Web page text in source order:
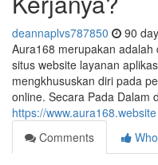
deannaplvs787850 90
Aura168 merupakan
situs website layanan
mengkhususkan diri pada
online. Secara Pada Dalam
https://www.aura168.website
Comments